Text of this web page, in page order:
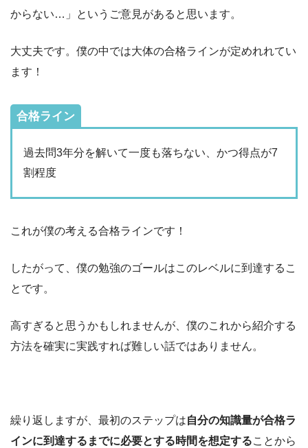
からない…」というご意見があると思います。
大丈夫です。僕の中では大体の合格ラインが定めれれてい
ます！
合格ライン
過去問3年分を解いて一度も落ちない、かつ得点が7
割程度
これが僕の考える合格ラインです！
したがって、僕の勉強のゴールはこのレベルに到達するこ
とです。
高すぎると思うかもしれませんが、僕のこれから紹介する
方法を確実に実践すれば難しい話ではありません。
繰り返しますが、最初のステップは自分の知識量が合格ラ
インに到達するまでに必要とする時間を想定することから